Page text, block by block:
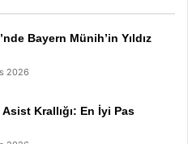
Bayern Münih’in Yıldız
2026
Krallığı: En İyi Pas